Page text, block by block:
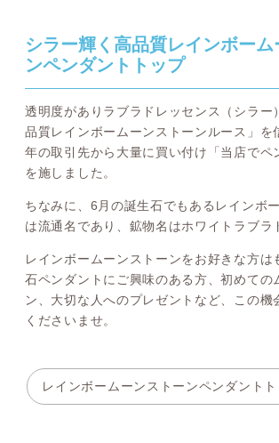
シラー輝く高品質レインボーム
ンペンダントトップ
透明度がありラブラドレッセンス（シラー
品質レインボームーンストーンルース」を
年の取引先から大量に買い付け「当店でペ
を施しました。
ちなみに、6月の誕生石でもあるレインボ
は流通名であり、鉱物名はホワイトラブラ
レインボームーンストーンをお好きな方は
石ペンダントにご興味のある方、初めての
ン、大切な人へのプレゼントなど、この機
くださいませ。
レインボームーンストーンペンダント